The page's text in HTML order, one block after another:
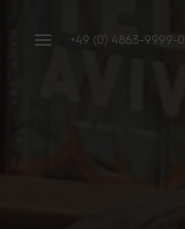
+49 (0) 4863-9999-0